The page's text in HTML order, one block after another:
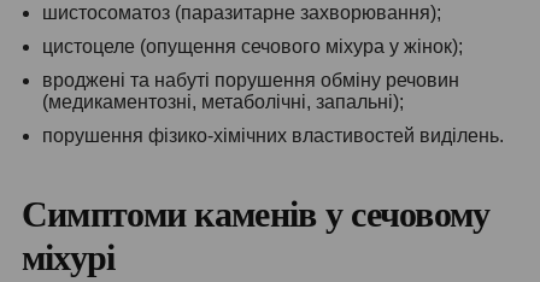
шистосоматоз (паразитарне захворювання);
цистоцеле (опущення сечового міхура у жінок);
вроджені та набуті порушення обміну речовин
(медикаментозні, метаболічні, запальні);
порушення фізико-хімічних властивостей виділень.
Симптоми каменів у сечовому
міхурі